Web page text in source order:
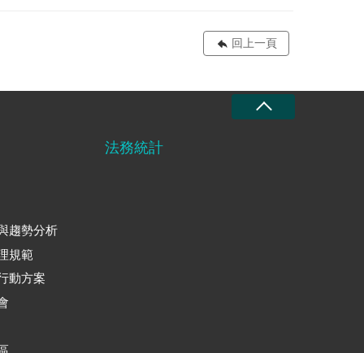
回上一頁
趨勢分析
規範
動方案
法務統計